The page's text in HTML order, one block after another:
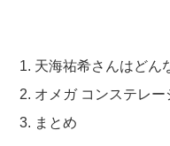
天海祐希さんはどん
オメガ コンステレ
まとめ